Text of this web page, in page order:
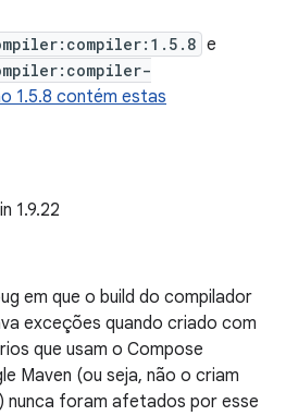
e
1.5.8 contém estas
1.9.22
em que o build do compilador
exceções quando criado com
que usam o Compose
Maven (ou seja, não o criam
nunca foram afetados por esse